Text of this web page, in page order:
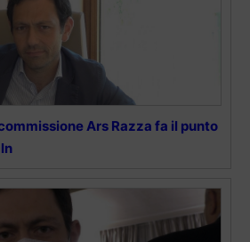
Ars Razza fa il punto